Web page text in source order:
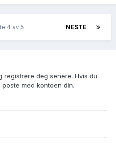
NESTE
4 av 5
registrere deg senere. Hvis du
poste med kontoen din.